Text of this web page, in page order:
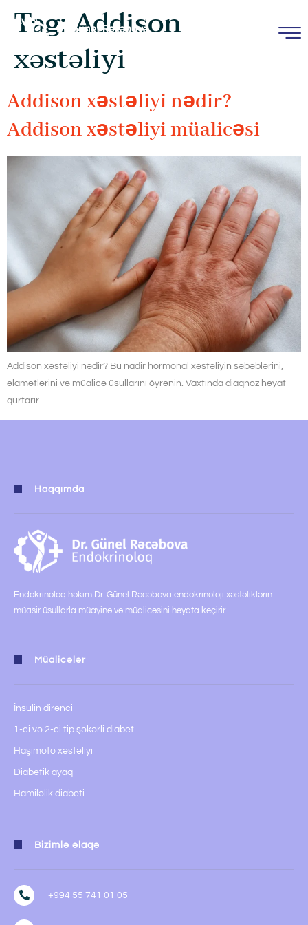
Tag:Addison
xəstəliyi
Addison xəstəliyi nədir?
Addison xəstəliyi müalicəsi
Addison xəstəliyi nədir? Bu nadir hormonal xəstəliyin səbəblərini,
əlamətlərini və müalicə üsullarını öyrənin. Vaxtında diaqnoz həyat
qurtarır.
Haqqımda
Endokrinoloq həkim Dr. Günel Rəcəbova endokrinoloji xəstəliklərin
müasir üsullarla müayinə və müalicəsini həyata keçirir.
Müalicələr
İnsulin dirənci
1-ci və 2-ci tip şəkərli diabet
Haşimoto xəstəliyi
Diabetik ayaq
Hamiləlik diabeti
Bizimlə əlaqə
+994 55 741 01 05